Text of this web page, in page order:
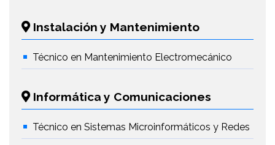
Instalación y Mantenimiento
Técnico en Mantenimiento Electromecánico
Informática y Comunicaciones
Técnico en Sistemas Microinformáticos y Redes